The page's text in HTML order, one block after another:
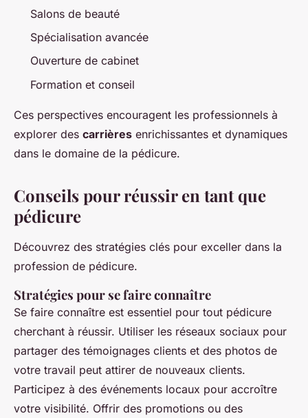
Salons de beauté
Spécialisation avancée
Ouverture de cabinet
Formation et conseil
Ces perspectives encouragent les professionnels à
explorer des carrières enrichissantes et dynamiques
dans le domaine de la pédicure.
Conseils pour réussir en tant que
pédicure
Découvrez des stratégies clés pour exceller dans la
profession de pédicure.
Stratégies pour se faire connaître
Se faire connaître est essentiel pour tout pédicure
cherchant à réussir. Utiliser les réseaux sociaux pour
partager des témoignages clients et des photos de
votre travail peut attirer de nouveaux clients.
Participez à des événements locaux pour accroître
votre visibilité. Offrir des promotions ou des